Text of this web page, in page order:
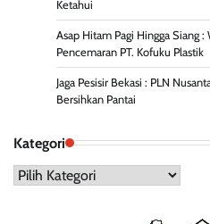
Ketahui
Asap Hitam Pagi Hingga Siang :
Pencemaran PT. Kofuku Plastik
Jaga Pesisir Bekasi : PLN
Bersihkan Pantai
Kategori
Kategori